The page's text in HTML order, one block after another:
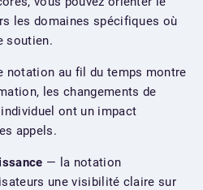
les domaines spécifiques où
soutien.
notation au fil du temps montre
les changements de
ont un impact
appels.
— la notation
une visibilité claire sur